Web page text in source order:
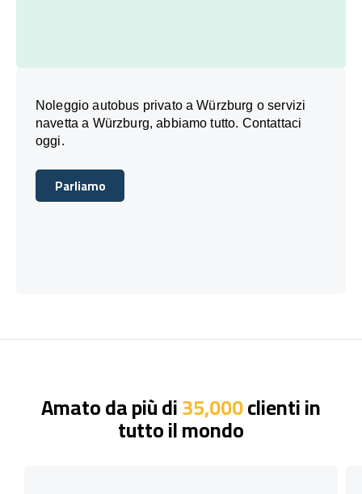
Noleggio autobus privato a Würzburg o servizi
navetta a Würzburg, abbiamo tutto. Contattaci
oggi.
Parliamo
Parliamo
Amato da più di35,000clienti in
tutto il mondo